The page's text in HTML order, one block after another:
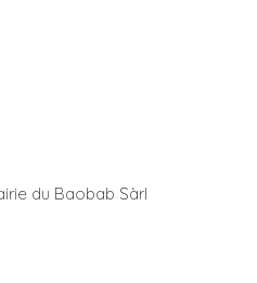
du Baobab Sàrl